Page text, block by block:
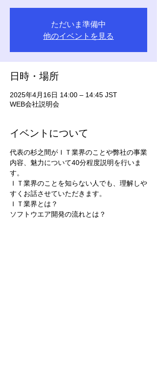
ただいま準備中
他のイベントを見る
日時・場所
2025年4月16日 14:00 – 14:45 JST
WEB会社説明会
イベントについて
代表の杉之間がＩＴ業界のことや弊社の事業
内容、魅力について40分程度説明を行いま
す。
ＩＴ業界のことを知らない人でも、理解しや
すくお話させていただきます。
ＩＴ業界とは？
ソフトウエア開発の流れとは？